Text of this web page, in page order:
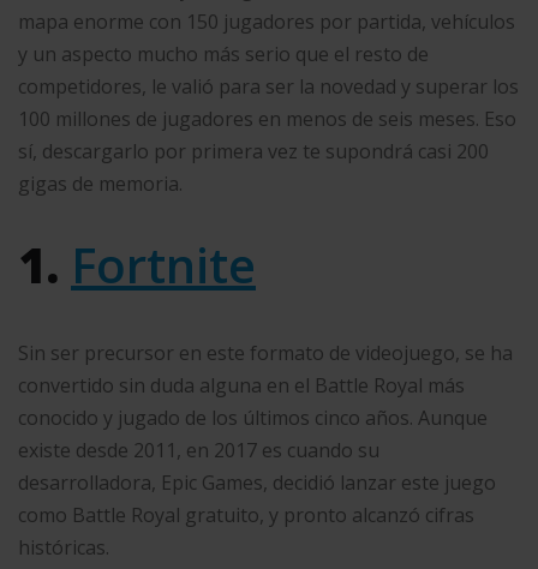
mapa enorme con 150 jugadores por partida, vehículos
y un aspecto mucho más serio que el resto de
competidores, le valió para ser la novedad y superar los
100 millones de jugadores en menos de seis meses. Eso
sí, descargarlo por primera vez te supondrá casi 200
gigas de memoria.
1. Fortnite
Sin ser precursor en este formato de videojuego, se ha
convertido sin duda alguna en el Battle Royal más
conocido y jugado de los últimos cinco años. Aunque
existe desde 2011, en 2017 es cuando su
desarrolladora, Epic Games, decidió lanzar este juego
como Battle Royal gratuito, y pronto alcanzó cifras
históricas.